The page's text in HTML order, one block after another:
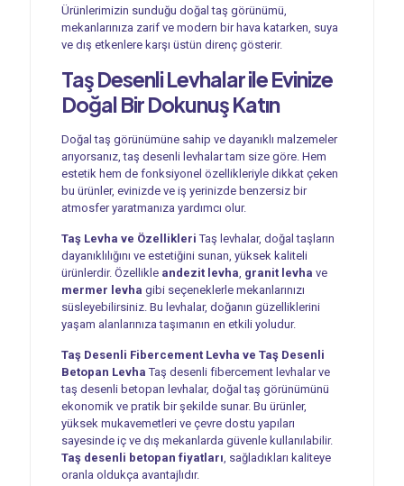
Ürünlerimizin sunduğu doğal taş görünümü,
mekanlarınıza zarif ve modern bir hava katarken, suya
ve dış etkenlere karşı üstün direnç gösterir.
Taş Desenli Levhalar ile Evinize
Doğal Bir Dokunuş Katın
Doğal taş görünümüne sahip ve dayanıklı malzemeler
arıyorsanız, taş desenli levhalar tam size göre. Hem
estetik hem de fonksiyonel özellikleriyle dikkat çeken
bu ürünler, evinizde ve iş yerinizde benzersiz bir
atmosfer yaratmanıza yardımcı olur.
Taş Levha ve Özellikleri Taş levhalar, doğal taşların
dayanıklılığını ve estetiğini sunan, yüksek kaliteli
ürünlerdir. Özellikle andezit levha, granit levha ve
mermer levha gibi seçeneklerle mekanlarınızı
süsleyebilirsiniz. Bu levhalar, doğanın güzelliklerini
yaşam alanlarınıza taşımanın en etkili yoludur.
Taş Desenli Fibercement Levha ve Taş Desenli
Betopan Levha Taş desenli fibercement levhalar ve
taş desenli betopan levhalar, doğal taş görünümünü
ekonomik ve pratik bir şekilde sunar. Bu ürünler,
yüksek mukavemetleri ve çevre dostu yapıları
sayesinde iç ve dış mekanlarda güvenle kullanılabilir.
Taş desenli betopan fiyatları, sağladıkları kaliteye
oranla oldukça avantajlıdır.